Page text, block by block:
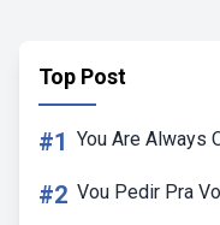
Top Post
#1 You Are Always
#2 Vou Pedir Pra